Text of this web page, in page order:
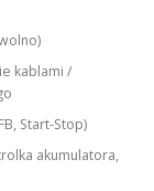
kablami /
Start-Stop)
akumulatora,